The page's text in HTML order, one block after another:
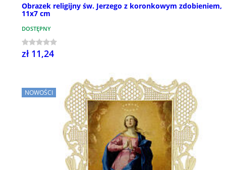
Obrazek religijny św. Jerzego z koronkowym zdobieniem,
11x7 cm
DOSTĘPNY
zł 11,24
NOWOŚCI